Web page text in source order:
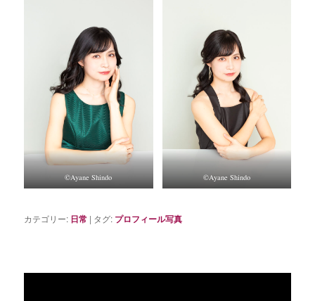
©Ayane Shindo ©Ayane Shindo
カテゴリー: 日常 | タグ: プロフィール写真